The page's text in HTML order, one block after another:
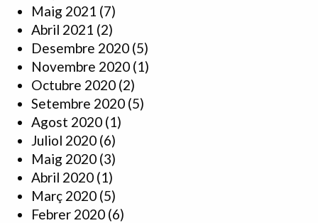
Maig 2021 (7)
Abril 2021 (2)
Desembre 2020 (5)
Novembre 2020 (1)
Octubre 2020 (2)
Setembre 2020 (5)
Agost 2020 (1)
Juliol 2020 (6)
Maig 2020 (3)
Abril 2020 (1)
Març 2020 (5)
Febrer 2020 (6)